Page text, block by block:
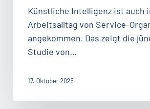
verändert
daraus
sollten
Künstliche Intelligenz ist auch
Arbeitsalltag von Service-
angekommen. Das zeigt die
Studie von…
17. Oktober 2025